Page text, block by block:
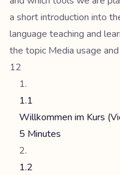
a short introduction into
language teaching and
the topic Media usage
12
1.1
Willkommen im Kurs
5 Minutes
1.2